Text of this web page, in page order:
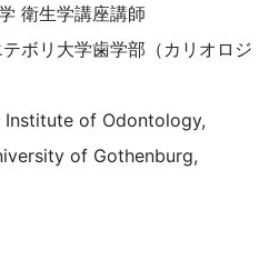
衛生学講座講師
ボリ大学歯学部（カリオロジ
of Odontology,
of Gothenburg,